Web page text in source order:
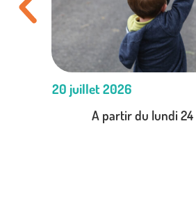
20 juillet 2026
A partir du lundi